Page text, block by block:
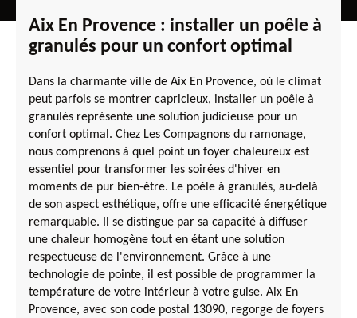
Aix En Provence : installer un poêle à
granulés pour un confort optimal
Dans la charmante ville de Aix En Provence, où le climat
peut parfois se montrer capricieux, installer un poêle à
granulés représente une solution judicieuse pour un
confort optimal. Chez Les Compagnons du ramonage,
nous comprenons à quel point un foyer chaleureux est
essentiel pour transformer les soirées d'hiver en
moments de pur bien-être. Le poêle à granulés, au-delà
de son aspect esthétique, offre une efficacité énergétique
remarquable. Il se distingue par sa capacité à diffuser
une chaleur homogène tout en étant une solution
respectueuse de l'environnement. Grâce à une
technologie de pointe, il est possible de programmer la
température de votre intérieur à votre guise. Aix En
Provence, avec son code postal 13090, regorge de foyers